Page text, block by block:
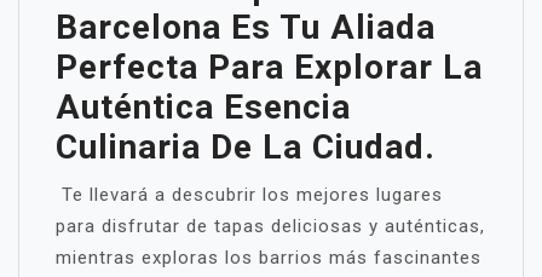
Barcelona Es Tu Aliada
Perfecta Para Explorar La
Auténtica Esencia
Culinaria De La Ciudad.
Te llevará a descubrir los mejores lugares
para disfrutar de tapas deliciosas y auténticas,
mientras exploras los barrios más fascinantes